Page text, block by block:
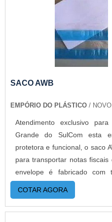
SACO AWB
EMPÓRIO DO PLÁSTICO /
Atendimento exclusivo
Grande do SulCom esta
protetora e funcional, o saco
para transportar notas
envelope é fabricado com
adesivas, numa embalagem
funcional. O produto pode
material 100% reciclado,
COTAR AGORA